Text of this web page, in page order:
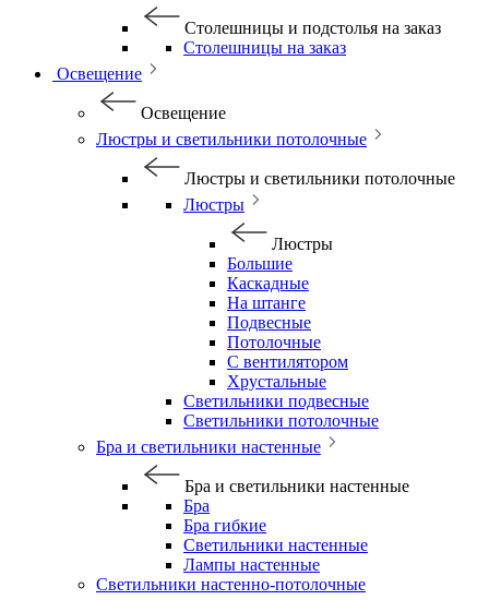
Столешницы и подстолья на заказ
Столешницы на заказ
Освещение
Освещение
Люстры и светильники потолочные
Люстры и светильники потолочные
Люстры
Люстры
Большие
Каскадные
На штанге
Подвесные
Потолочные
С вентилятором
Хрустальные
Светильники подвесные
Светильники потолочные
Бра и светильники настенные
Бра и светильники настенные
Бра
Бра гибкие
Светильники настенные
Лампы настенные
Светильники настенно-потолочные